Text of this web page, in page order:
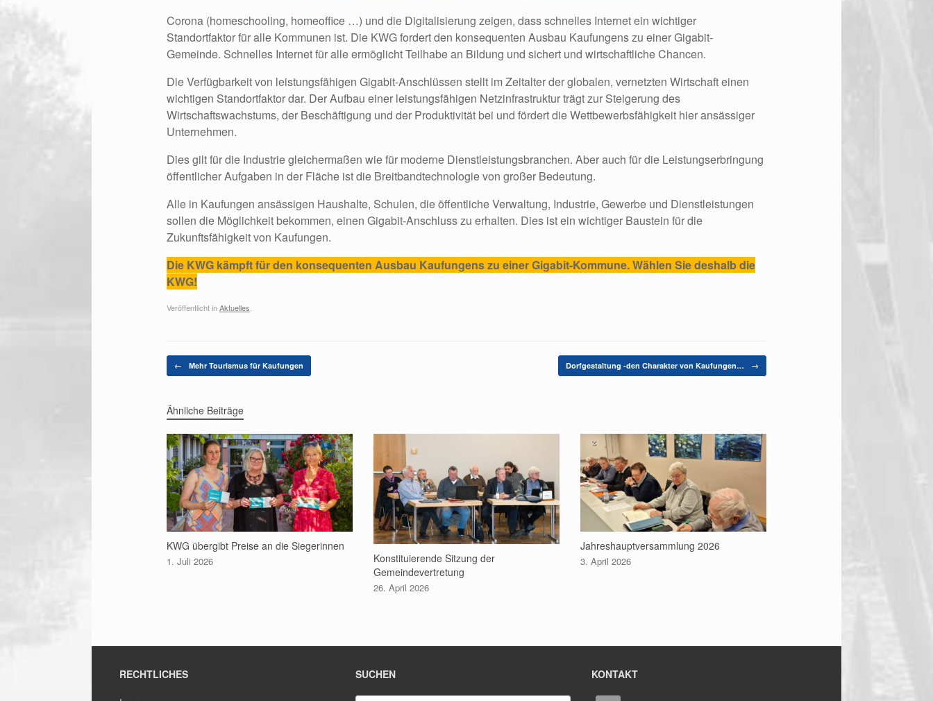
Corona (homeschooling, homeoffice …) und die Digitalisierung zeigen, dass schnelles Internet ein wichtiger
Standortfaktor für alle Kommunen ist. Die KWG fordert den konsequenten Ausbau Kaufungens zu einer Gigabit-
Gemeinde. Schnelles Internet für alle ermöglicht Teilhabe an Bildung und sichert und wirtschaftliche Chancen.
Die Verfügbarkeit von leistungsfähigen Gigabit-Anschlüssen stellt im Zeitalter der globalen, vernetzten Wirtschaft einen
wichtigen Standortfaktor dar. Der Aufbau einer leistungsfähigen Netzinfrastruktur trägt zur Steigerung des
Wirtschaftswachstums, der Beschäftigung und der Produktivität bei und fördert die Wettbewerbsfähigkeit hier ansässiger
Unternehmen.
Dies gilt für die Industrie gleichermaßen wie für moderne Dienstleistungsbranchen. Aber auch für die Leistungserbringung
öffentlicher Aufgaben in der Fläche ist die Breitbandtechnologie von großer Bedeutung.
Alle in Kaufungen ansässigen Haushalte, Schulen, die öffentliche Verwaltung, Industrie, Gewerbe und Dienstleistungen
sollen die Möglichkeit bekommen, einen Gigabit-Anschluss zu erhalten. Dies ist ein wichtiger Baustein für die
Zukunftsfähigkeit von Kaufungen.
Die KWG kämpft für den konsequenten Ausbau Kaufungens zu einer Gigabit-Kommune. Wählen Sie deshalb die
KWG!
Veröffentlicht inAktuelles
Beitragsnavigation
← Mehr Tourismus für Kaufungen Dorfgestaltung -den Charakter von Kaufungen… →
Ähnliche Beiträge
KWG übergibt Preise an die Siegerinnen
1. Juli 2026
Konstituierende Sitzung der
Gemeindevertretung
26. April 2026
Jahreshauptversammlung 2026
3. April 2026
RECHTLICHES SUCHEN KONTAKT